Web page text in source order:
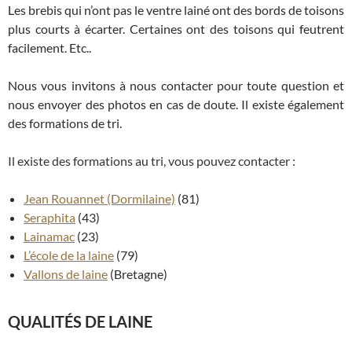
Les brebis qui n’ont pas le ventre lainé ont des bords de toisons
plus courts à écarter. Certaines ont des toisons qui feutrent
facilement. Etc..
Nous vous invitons à nous contacter pour toute question et
nous envoyer des photos en cas de doute. Il existe également
des formations de tri.
Il existe des formations au tri, vous pouvez contacter :
Jean Rouannet (Dormilaine) (81)
Seraphita (43)
Lainamac (23)
L’école de la laine (79)
Vallons de laine (Bretagne)
QUALITÉS DE LAINE